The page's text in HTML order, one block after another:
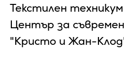
Текстилен
Център за
"Кристо и Жан-